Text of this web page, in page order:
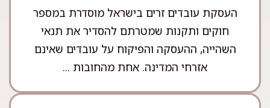
העסקת עובדים זרים בישראל מוסדרת במספר
חוקים ותקנות שמטרתם להסדיר את תנאי
השהייה, ההעסקה והפיקוח על עובדים שאינם
אזרחי המדינה. אחת מהחובות ...